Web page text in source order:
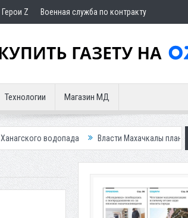
Герои Z Военная служба по контракту
Технологии Магазин МД
Власти Махачкалы планирует внедрить